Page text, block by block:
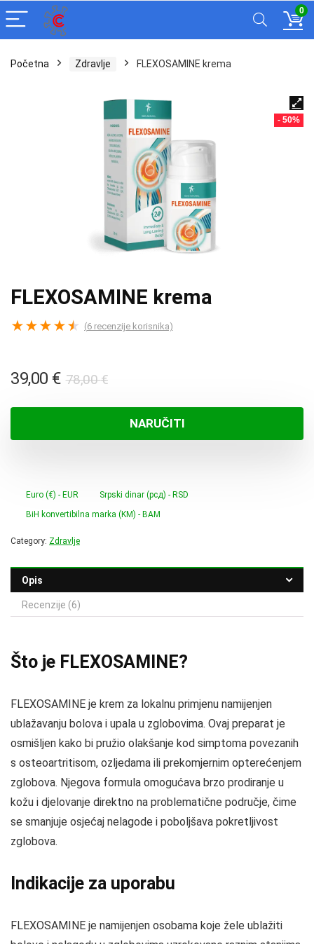
0
Početna Zdravlje FLEXOSAMINE krema
- 50%
FLEXOSAMINE krema
★★★★★ (6 recenzije korisnika)
78,00€Izvorna
bila
je:
39,00 €
Trenutna
39,00 €.
NARUČITI
Euro (€) - EUR
Srpski dinar (рсд) - RSD
BiH konvertibilna marka (KM) - BAM
Category: Zdravlje
Opis
Recenzije (6)
Što je FLEXOSAMINE?
FLEXOSAMINE je krem za lokalnu primjenu namijenjen
ublažavanju bolova i upala u zglobovima. Ovaj preparat je
osmišljen kako bi pružio olakšanje kod simptoma povezanih
s osteoartritisom, ozljedama ili prekomjernim opterećenjem
zglobova. Njegova formula omogućava brzo prodiranje u
kožu i djelovanje direktno na problematične područje, čime
se smanjuje osjećaj nelagode i poboljšava pokretljivost
zglobova.
Indikacije za uporabu
FLEXOSAMINE je namijenjen osobama koje žele ublažiti